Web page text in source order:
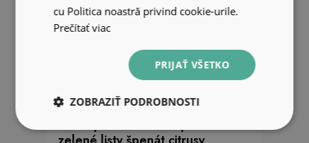
cu Politica noastră privind cookie-urile.
Prečítať viac
PRIJAŤ VŠETKO
ZOBRAZIŤ PODROBNOSTI